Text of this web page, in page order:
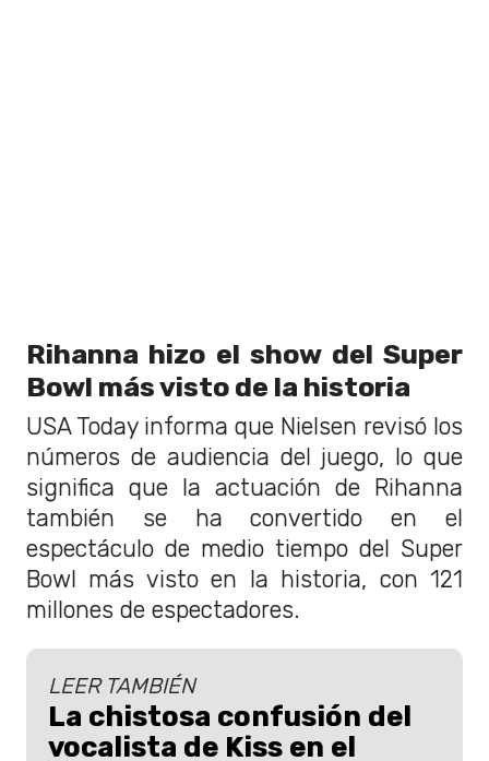
Rihanna hizo el show del Super
Bowl más visto de la historia
USA Today informa que Nielsen revisó los
números de audiencia del juego, lo que
significa que la actuación de Rihanna
también se ha convertido en el
espectáculo de medio tiempo del Super
Bowl más visto en la historia, con 121
millones de espectadores.
LEER TAMBIÉN
La chistosa confusión del
vocalista de Kiss en el